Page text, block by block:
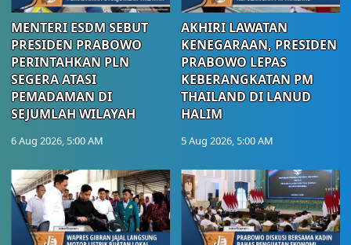
MENTERI ESDM SEBUT
PRESIDEN PRABOWO
PERINTAHKAN PLN
SEGERA ATASI
PEMADAMAN DI
SEJUMLAH WILAYAH
6 Aug 2026, 5:00 AM
AKHIRI LAWATAN
KENEGARAAN, PRESIDEN
PRABOWO LEPAS
KEBERANGKATAN PM
THAILAND DI LANUD
HALIM
5 Aug 2026, 5:00 AM